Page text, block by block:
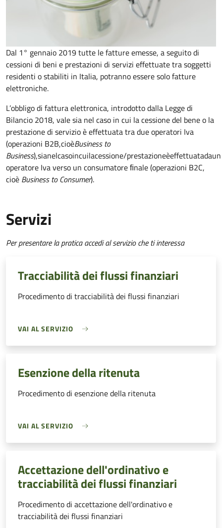
Dal 1° gennaio 2019 tutte le fatture emesse, a seguito di
cessioni di beni e prestazioni di servizi effettuate tra soggetti
residenti o stabiliti in Italia, potranno essere solo fatture
elettroniche.
L’obbligo di fattura elettronica, introdotto dalla Legge di
Bilancio 2018, vale sia nel caso in cui la cessione del bene o la
prestazione di servizio è effettuata tra due operatori Iva
(operazioni B2B,cioèBusinessto
Business),sianelcasoincuilacessione/prestazioneèeffettuatadaun
operatore Iva verso un consumatore ﬁnale (operazioni B2C,
cioè Business to Consumer).
Servizi
Per presentare la pratica accedi al servizio che ti interessa
Tracciabilità dei flussi finanziari
Procedimento di tracciabilità dei flussi finanziari
VAI AL SERVIZIO
Esenzione della ritenuta
Procedimento di esenzione della ritenuta
VAI AL SERVIZIO
Accettazione dell'ordinativo e
tracciabilità dei flussi finanziari
Procedimento di accettazione dell'ordinativo e
tracciabilità dei flussi finanziari